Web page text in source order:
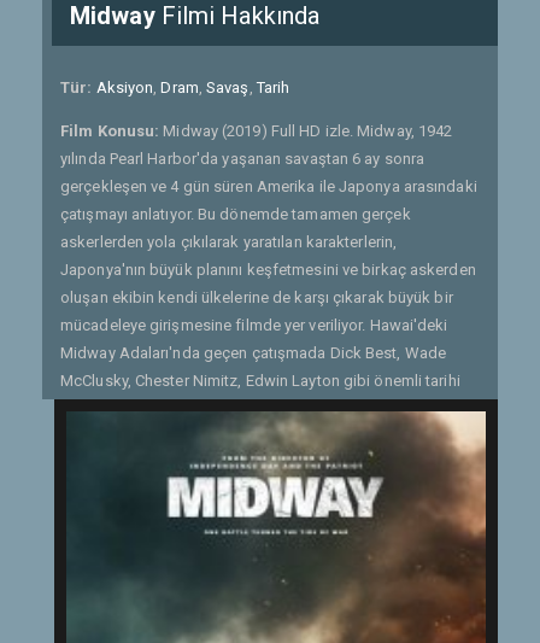
MidwayFilmi Hakkında
Tür: Aksiyon,Dram,Savaş , Tarih
Film Konusu: Midway (2019) Full HD izle. Midway, 1942
yılında Pearl Harbor'da yaşanan savaştan 6 ay sonra
gerçekleşen ve 4 gün süren Amerika ile Japonya arasındaki
çatışmayı anlatıyor. Bu dönemde tamamen gerçek
askerlerden yola çıkılarak yaratılan karakterlerin,
Japonya'nın büyük planını keşfetmesini ve birkaç askerden
oluşan ekibin kendi ülkelerine de karşı çıkarak büyük bir
mücadeleye girişmesine filmde yer veriliyor. Hawai'deki
Midway Adaları'nda geçen çatışmada Dick Best, Wade
McClusky, Chester Nimitz, Edwin Layton gibi önemli tarihi
karakterlerin yaşadıklarına tanık olacağız. Filmde Ed Skrein,
Japon uçak gemilerini batıran bombardıman grubunda
görev yapan havacılardan birine, Dick Best'e hayat veriyor.
Emmerich, verdiği röportaja göre bu film için özel olarak o
bölgede görev yapan komutanlarla görüşme yapmış ve
onay almıştı. Pearl Harbor'dan daha iyi bir film ortaya
çıkarmayı hedefleyen Emmerich, Amerika'da Gaziler
Günü'nde filmi vizyona sokarak oldukça iyi bir gişeye imza
attı. - Gönderen: Quaresmania